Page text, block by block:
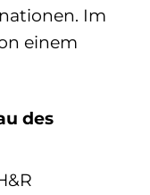
Im
einem
des